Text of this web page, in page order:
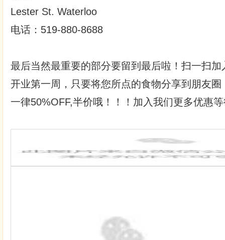
Lester St. Waterloo
电话：519-880-8688
最后当然最重要的部分要留到最后啦！扫一扫
开业第一周，只要将您所点的食物分享到朋友
一律50%OFF,半价哦！！！加入我们更多优惠